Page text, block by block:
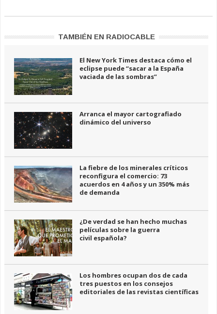
TAMBIÉN EN RADIOCABLE
El New York Times destaca cómo el
eclipse puede “sacar a la España
vaciada de las sombras”
Arranca el mayor cartografiado
dinámico del universo
La fiebre de los minerales críticos
reconfigura el comercio: 73
acuerdos en 4 años y un 350% más
de demanda
¿De verdad se han hecho muchas
películas sobre la guerra
civil española?
Los hombres ocupan dos de cada
tres puestos en los consejos
editoriales de las revistas científicas